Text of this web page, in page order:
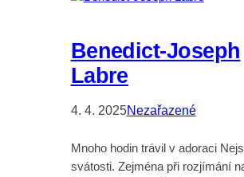
Benedict-Joseph
Labre
4. 4. 2025Nezařazené
Mnoho hodin trávil v adoraci
svátosti. Zejména při rozjímání